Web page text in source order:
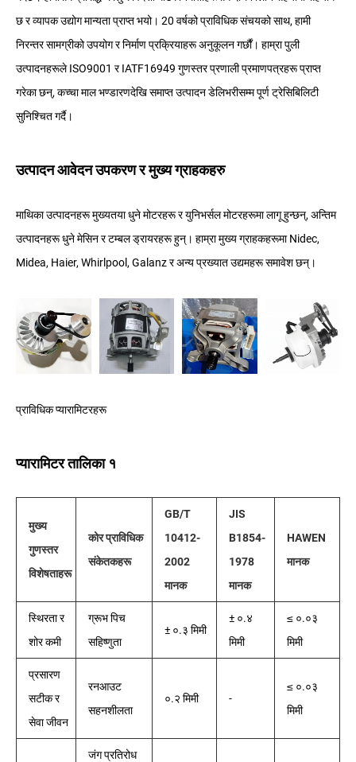
छ र व्यापक उद्योग मान्यता प्राप्त भयो। 20 वर्षको प्राविधिक संचयको साथ, हामी
निरन्तर सामग्रीको उपयोग र निर्माण प्रक्रियाहरू अनुकूलन गर्छौं। हाम्रा पुली
उत्पादनहरूले ISO9001 र IATF16949 गुणस्तर प्रणाली प्रमाणपत्रहरू प्राप्त
गरेका छन्, कच्चा माल भण्डारणदेखि समाप्त उत्पादन डेलिभरीसम्म पूर्ण ट्रेसिबिलिटी
सुनिश्चित गर्दै।
उत्पादन आवेदन उपकरण र मुख्य ग्राहकहरु
माथिका उत्पादनहरू मुख्यतया धुने मोटरहरू र युनिभर्सल मोटरहरूमा लागू हुन्छन्, अन्तिम
उत्पादनहरू धुने मेसिन र टम्बल ड्रायरहरू हुन्। हाम्रा मुख्य ग्राहकहरूमा Nidec,
Midea, Haier, Whirlpool, Galanz र अन्य प्रख्यात उद्यमहरू समावेश छन्।
प्राविधिक प्यारामिटरहरू
प्यारामिटर तालिका १
मुख्य
गुणस्तर
विशेषताहरू
कोर प्राविधिक
संकेतकहरू
GB/T
10412-
2002
मानक
JIS
B1854-
1978
मानक
HAWEN
मानक
स्थिरता र
शोर कमी
ग्रूभ पिच
सहिष्णुता
± ०.३ मिमी
± ०.४
मिमी
≤ ०.०३
मिमी
प्रसारण
सटीक र
सेवा जीवन
रनआउट
सहनशीलता
०.२ मिमी -
≤ ०.०३
मिमी
जंग प्रतिरोध